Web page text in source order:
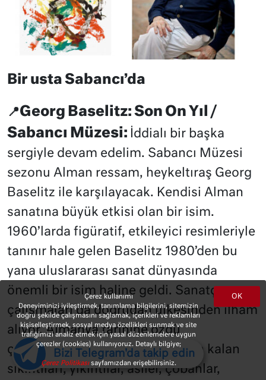
Bir usta Sabancı’da
📍Georg Baselitz: Son On Yıl /
Sabancı Müzesi: İddialı bir başka
sergiyle devam edelim. Sabancı Müzesi
sezonu Alman ressam, heykeltıraş Georg
Baselitz ile karşılayacak. Kendisi Alman
sanatına büyük etkisi olan bir isim.
1960’larda figüratif, etkileyici resimleriyle
tanınır hale gelen Baselitz 1980’den bu
yana uluslararası sanat dünyasında
önemli bir isim haline geldi. Sanatçının
çalışmaları da doğrudan ülkesinden ilham
alıyor. Almanya tarihine özgü
çalışmalarında Nazi döneminden kalan
sıkıntıları, yıkıntılar, asiler, çobanlar,
OK
Çerez kullanımı
Deneyiminizi iyileştirmek, tanımlama bilgilerini, sitemizin
doğru şekilde çalışmasını sağlamak, içerikleri ve reklamları
kişiselleştirmek, sosyal medya özellikleri sunmak ve site
trafiğimizi analiz etmek için yasal düzenlemelere uygun
çerezler (cookies) kullanıyoruz. Detaylı bilgiye;
Çerez Politikasısayfamızdan erişebilirsiniz.
Bizi Telegram'da takip edin